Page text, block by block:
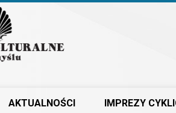
AKTUALNOŚCI IMPREZY